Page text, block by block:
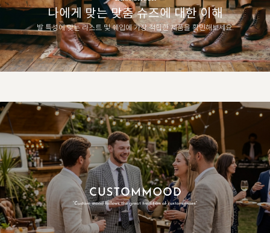
나에게 맞는 맞춤 슈즈에 대한 이해
발 특성에 맞는 라스트 및 쉐입에 가장 적합한 제품을 확인해보세요.